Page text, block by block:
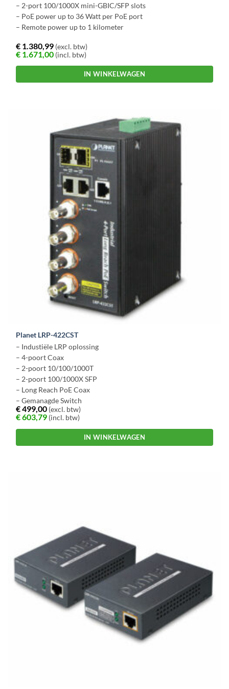
– 2-port 100/1000X mini-GBIC/SFP slots
– PoE power up to 36 Watt per PoE port
– Remote power up to 1 kilometer
€ 1.380,99 (excl. btw)
€ 1.671,00 (incl. btw)
IN WINKELWAGEN
Planet LRP-422CST
– Industiële LRP oplossing
– 4-poort Coax
– 2-poort 10/100/1000T
– 2-poort 100/1000X SFP
– Long Reach PoE Coax
– Gemanagde Switch
€499,00 (excl. btw)
€603,79 (incl. btw)
IN WINKELWAGEN